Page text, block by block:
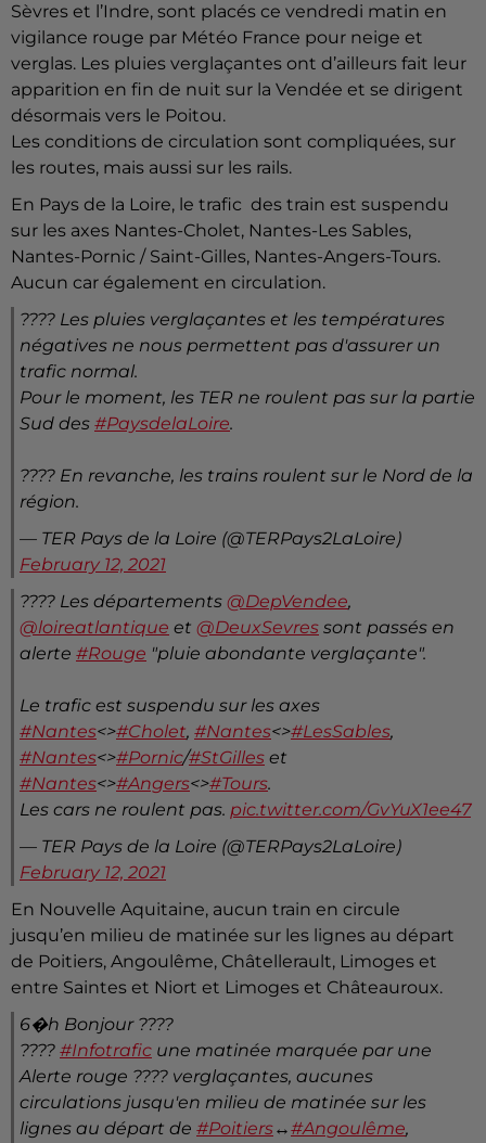
Sèvres et l’Indre, sont placés ce vendredi matin en
vigilance rouge par Météo France pour neige et
verglas. Les pluies verglaçantes ont d’ailleurs fait leur
apparition en fin de nuit sur la Vendée et se dirigent
désormais vers le Poitou.
Les conditions de circulation sont compliquées, sur
les routes, mais aussi sur les rails.
En Pays de la Loire, le trafic des train est suspendu
sur les axes Nantes-Cholet, Nantes-Les Sables,
Nantes-Pornic / Saint-Gilles, Nantes-Angers-Tours.
Aucun car également en circulation.
???? Les pluies verglaçantes et les températures
négatives ne nous permettent pas d'assurer un
trafic normal.
Pour le moment, les TER ne roulent pas sur la partie
Sud des #PaysdelaLoire.
???? En revanche, les trains roulent sur le Nord de la
région.
— TER Pays de la Loire (@TERPays2LaLoire)
February 12, 2021
???? Les départements @DepVendee,
@loireatlantique et @DeuxSevres sont passés en
alerte #Rouge "pluie abondante verglaçante".
Le trafic est suspendu sur les axes
#Nantes<>#Cholet, #Nantes<>#LesSables,
#Nantes<>#Pornic/#StGilles et
#Nantes<>#Angers<>#Tours.
Les cars ne roulent pas. pic.twitter.com/GvYuX1ee47
— TER Pays de la Loire (@TERPays2LaLoire)
February 12, 2021
En Nouvelle Aquitaine, aucun train en circule
jusqu’en milieu de matinée sur les lignes au départ
de Poitiers, Angoulême, Châtellerault, Limoges et
entre Saintes et Niort et Limoges et Châteauroux.
6�h Bonjour ????
???? #Infotrafic une matinée marquée par une
Alerte rouge ???? verglaçantes, aucunes
circulations jusqu'en milieu de matinée sur les
lignes au départ de #Poitiers↔#Angoulême,